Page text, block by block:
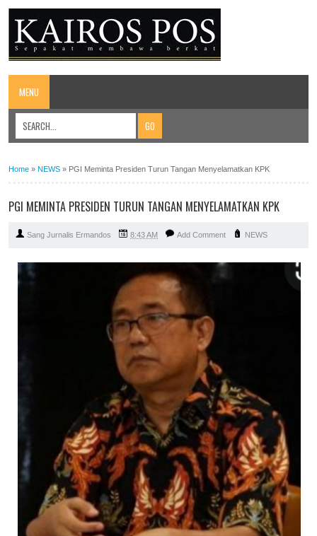
MENU
Home » NEWS » PGI Meminta Presiden Turun Tangan Menyelamatkan KPK
PGI MEMINTA PRESIDEN TURUN TANGAN MENYELAMATKAN KPK
Sang Jurnalis Ermandos 8:43 AM Add Comment NEWS